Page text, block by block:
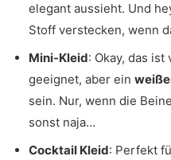
elegant aussieht. Und
Stoff verstecken, wenn
Mini-Kleid: Okay, das
geeignet, aber ein
sein. Nur, wenn die
sonst naja…
Cocktail Kleid: Perfekt